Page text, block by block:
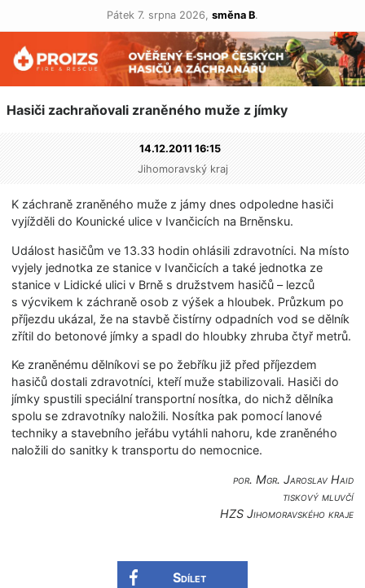
Pátek 7. srpna 2026, směna B.
Hasiči zachraňovali zraněného muže z jímky
14.12.2011 16:15
Jihomoravský kraj
K záchraně zraněného muže z jámy dnes odpoledne hasiči
vyjížděli do Kounické ulice v Ivančicích na Brněnsku.
Událost hasičům ve 13.33 hodin ohlásili zdravotníci. Na místo
vyjely jednotka ze stanice v Ivančicích a také jednotka ze
stanice v Lidické ulici v Brně s družstvem hasičů – lezců
s výcvikem k záchraně osob z výšek a hloubek. Průzkum po
příjezdu ukázal, že na stavbě čistírny odpadních vod se dělník
zřítil do betonové jímky a spadl do hloubky zhruba čtyř metrů.
Ke zraněnému dělníkovi se po žebříku již před příjezdem
hasičů dostali zdravotníci, kteří muže stabilizovali. Hasiči do
jímky spustili speciální transportní nosítka, do nichž dělníka
spolu se zdravotníky naložili. Nosítka pak pomocí lanové
techniky a stavebního jeřábu vytáhli nahoru, kde zraněného
naložili do sanitky k transportu do nemocnice.
por. Mgr. Jaroslav Haid
tiskový mluvčí
HZS Jihomoravského kra­je
Sdílet